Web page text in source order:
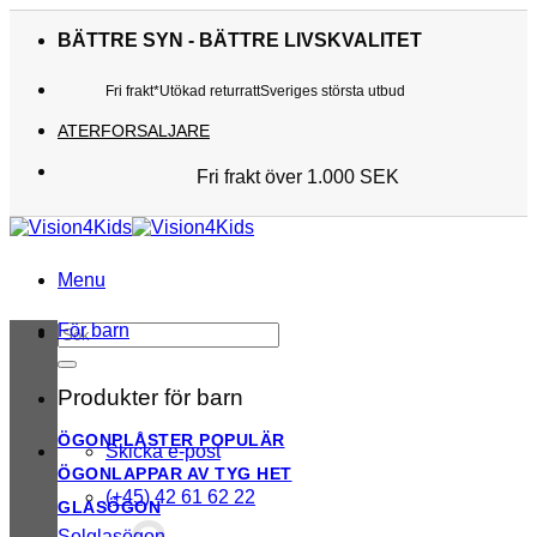
BÄTTRE SYN - BÄTTRE LIVSKVALITET
Fri frakt*Utökad returrattSveriges största utbud
ATERFORSALJARE
Fri frakt över 1.000 SEK
Kunderna älskar oss
Utökad returratt
Sveriges största utbud
Menu
Sök
efter:
Skicka e-post
(+45) 42 61 62 22
För barn
Produkter för barn
ÖGONPLÅSTER
ÖGONLAPPAR AV TYG
GLASÖGON